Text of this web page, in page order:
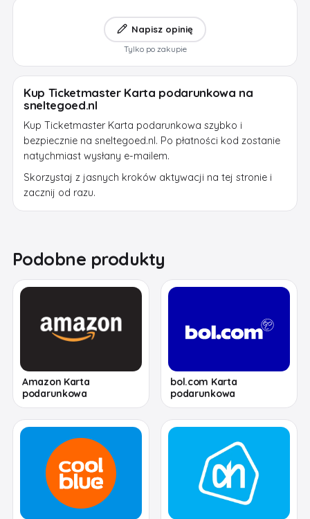
Napisz opinię
Tylko po zakupie
Kup Ticketmaster Karta podarunkowa na
sneltegoed.nl
Kup Ticketmaster Karta podarunkowa szybko i
bezpiecznie na sneltegoed.nl. Po płatności kod zostanie
natychmiast wysłany e-mailem.
Skorzystaj z jasnych kroków aktywacji na tej stronie i
zacznij od razu.
Podobne produkty
Amazon Karta
podarunkowa
bol.com Karta
podarunkowa